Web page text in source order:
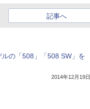
記事へ
の「508」「508 SW」を
2014年12月19日